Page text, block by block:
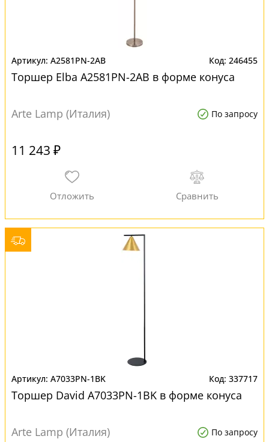
A2581PN-2AB 246455
Торшер Elba A2581PN-2AB в форме конуса
Arte Lamp (Италия) По запросу
11 243 ₽
A7033PN-1BK 337717
Торшер David A7033PN-1BK в форме конуса
Arte Lamp (Италия) По запросу